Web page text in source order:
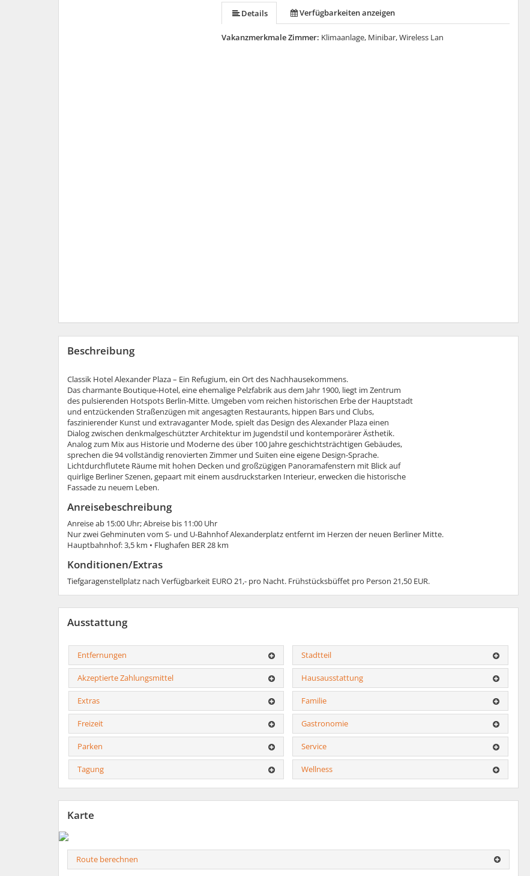
Details Verfügbarkeiten anzeigen
Vakanzmerkmale Zimmer: Klimaanlage, Minibar, Wireless Lan
Beschreibung
Classik Hotel Alexander Plaza – Ein Refugium, ein Ort des Nachhausekommens.
Das charmante Boutique-Hotel, eine ehemalige Pelzfabrik aus dem Jahr 1900, liegt im Zentrum
des pulsierenden Hotspots Berlin-Mitte. Umgeben vom reichen historischen Erbe der Hauptstadt
und entzückenden Straßenzügen mit angesagten Restaurants, hippen Bars und Clubs,
faszinierender Kunst und extravaganter Mode, spielt das Design des Alexander Plaza einen
Dialog zwischen denkmalgeschützter Architektur im Jugendstil und kontemporärer Ästhetik.
Analog zum Mix aus Historie und Moderne des über 100 Jahre geschichtsträchtigen Gebäudes,
sprechen die 94 vollständig renovierten Zimmer und Suiten eine eigene Design-Sprache.
Lichtdurchflutete Räume mit hohen Decken und großzügigen Panoramafenstern mit Blick auf
quirlige Berliner Szenen, gepaart mit einem ausdruckstarken Interieur, erwecken die historische
Fassade zu neuem Leben.
Anreisebeschreibung
Anreise ab 15:00 Uhr; Abreise bis 11:00 Uhr
Nur zwei Gehminuten vom S- und U-Bahnhof Alexanderplatz entfernt im Herzen der neuen Berliner Mitte.
Hauptbahnhof: 3,5 km • Flughafen BER 28 km
Konditionen/Extras
Tiefgaragenstellplatz nach Verfügbarkeit EURO 21,- pro Nacht. Frühstücksbüffet pro Person 21,50 EUR.
Ausstattung
Entfernungen Stadtteil
Akzeptierte Zahlungsmittel Hausausstattung
Extras Familie
Freizeit Gastronomie
Parken Service
Tagung Wellness
Karte
Route berechnen